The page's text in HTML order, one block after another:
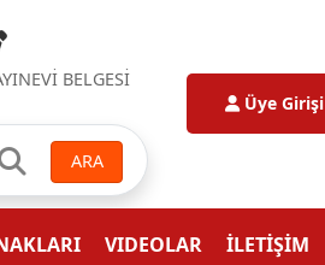
BELGESİ
ARA
Üye Girişi
VIDEOLAR İLETİŞİM